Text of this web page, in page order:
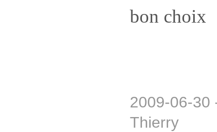
bon choix
2009-06-30
Thierry